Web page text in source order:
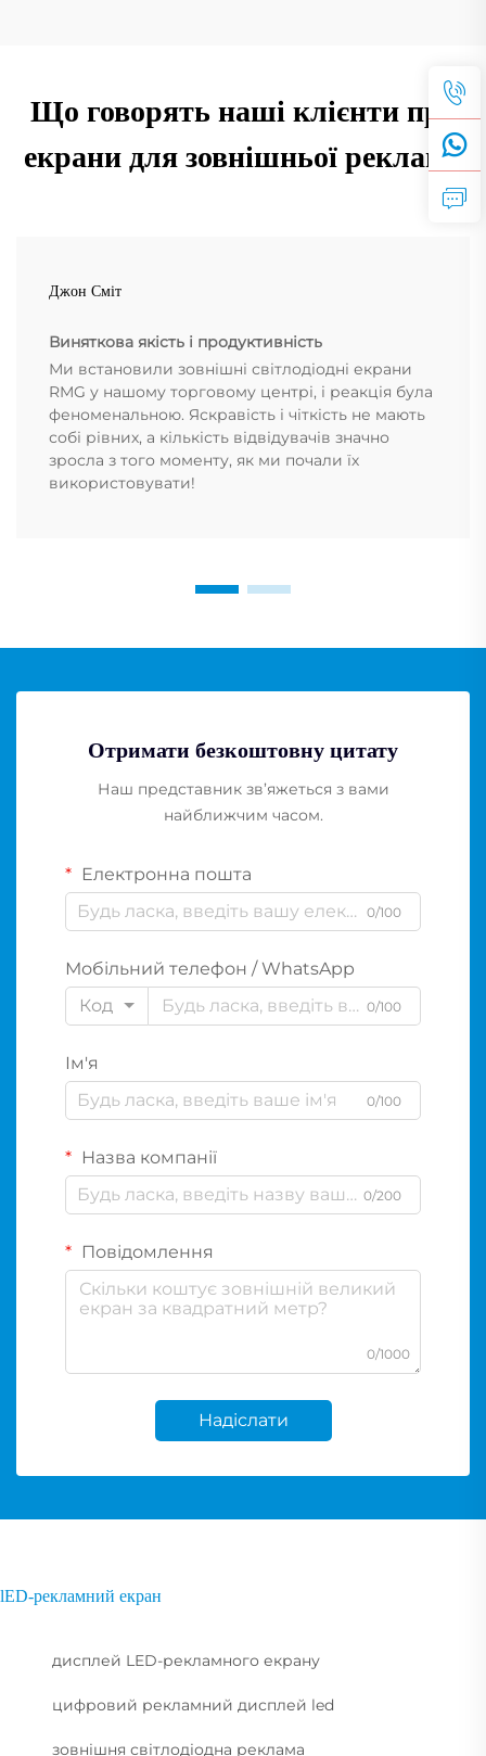
Що говорять наші клієнти про
екрани для зовнішньої реклами
Джон Сміт
Виняткова якість і продуктивність
Ми встановили зовнішні світлодіодні екрани
RMG у нашому торговому центрі, і реакція була
феноменальною. Яскравість і чіткість не мають
собі рівних, а кількість відвідувачів значно
зросла з того моменту, як ми почали їх
використовувати!
Отримати безкоштовну цитату
Наш представник зв’яжеться з вами
найближчим часом.
Електронна пошта
0/100
Мобільний телефон / WhatsApp
Код
0/100
Ім'я
0/100
Назва компанії
0/200
Повідомлення
0/1000
Надіслати
lED-рекламний екран
дисплей LED-рекламного екрану
цифровий рекламний дисплей led
зовнішня світлодіодна реклама